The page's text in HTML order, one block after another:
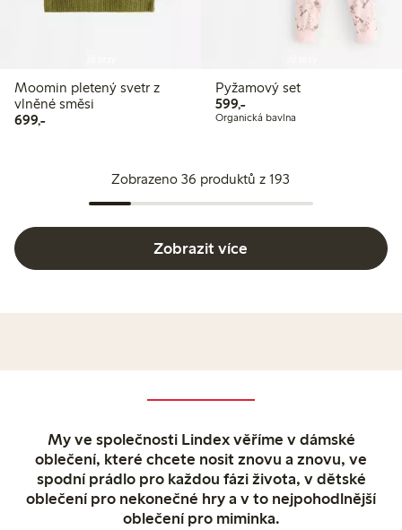
Moomin pletený svetr z
vlněné směsi
699,-699,00 Kč
Pyžamový set
599,-599,00 Kč
Organická bavlna
Zobrazeno 36 produktů z 193
Zobrazit více
My ve společnosti Lindex věříme v dámské
oblečení, které chcete nosit znovu a znovu, ve
spodní prádlo pro každou fázi života, v dětské
oblečení pro nekonečné hry a v to nejpohodlnější
oblečení pro miminka.